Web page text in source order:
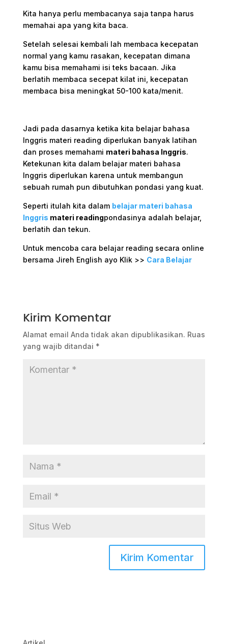
Kita hanya perlu membacanya saja tanpa harus
memahai apa yang kita baca.
Setelah selesai kembali lah membaca kecepatan
normal yang kamu rasakan, kecepatan dimana
kamu bisa memahami isi teks bacaan. Jika
berlatih membaca secepat kilat ini, kecepatan
membaca bisa meningkat 50-100 kata/menit.
Jadi pada dasarnya ketika kita belajar bahasa
Inggris materi reading diperlukan banyak latihan
dan proses memahami materi bahasa Inggris.
Ketekunan kita dalam belajar materi bahasa
Inggris diperlukan karena untuk membangun
sebuah rumah pun dibutuhkan pondasi yang kuat.
Seperti itulah kita dalam belajar materi bahasa
Inggris materi readingpondasinya adalah belajar,
berlatih dan tekun.
Untuk mencoba cara belajar reading secara online
bersama Jireh English ayo Klik >> Cara Belajar
Kirim Komentar
Alamat email Anda tidak akan dipublikasikan. Ruas
yang wajib ditandai *